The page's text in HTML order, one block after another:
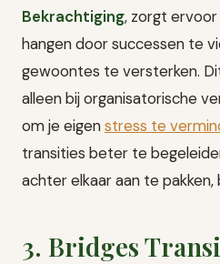
Bekrachtiging, zorgt
hangen door successen te
gewoontes te versterken.
alleen bij organisatorische
om je eigenstress te
transities beter te
achter elkaar aan te pakken,
3. Bridges